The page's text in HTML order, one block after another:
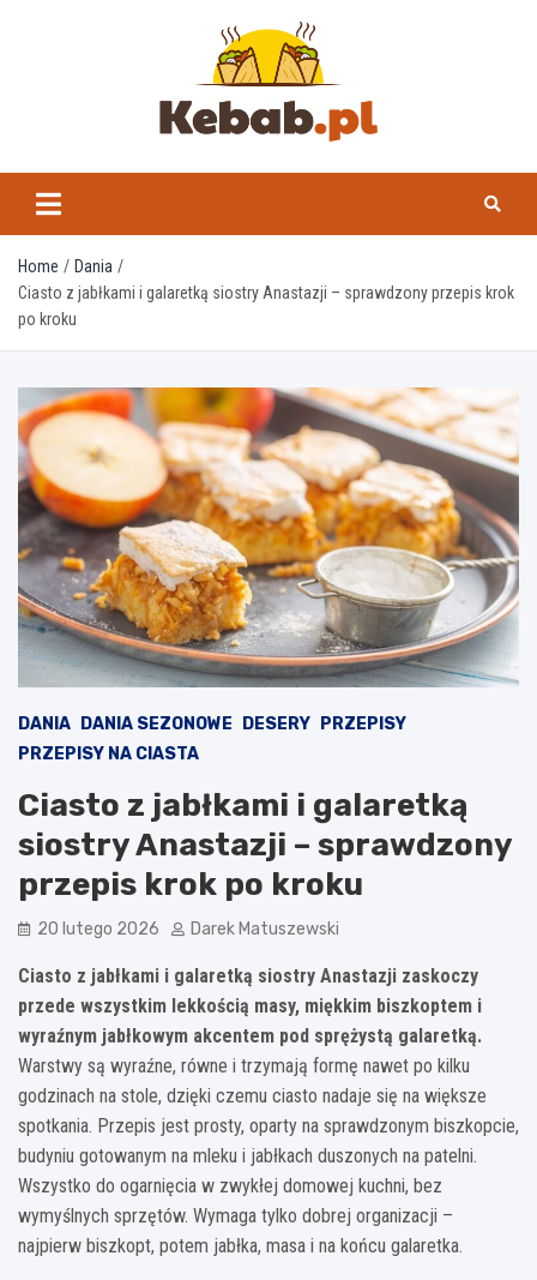
kebab.pl
Home
Dania
Ciasto z jabłkami i galaretką siostry Anastazji – sprawdzony przepis krok
po kroku
DANIA DANIA SEZONOWE DESERY
PRZEPISY
PRZEPISY NA CIASTA
Ciasto z jabłkami i galaretką
siostry Anastazji – sprawdzony
przepis krok po kroku
20 lutego 2026 Darek Matuszewski
Ciasto z jabłkami i galaretką siostry Anastazji zaskoczy
przede wszystkim lekkością masy, miękkim biszkoptem i
wyraźnym jabłkowym akcentem pod sprężystą galaretką.
Warstwy są wyraźne, równe i trzymają formę nawet po kilku
godzinach na stole, dzięki czemu ciasto nadaje się na większe
spotkania. Przepis jest prosty, oparty na sprawdzonym biszkopcie,
budyniu gotowanym na mleku i jabłkach duszonych na patelni.
Wszystko do ogarnięcia w zwykłej domowej kuchni, bez
wymyślnych sprzętów. Wymaga tylko dobrej organizacji –
najpierw biszkopt, potem jabłka, masa i na końcu galaretka.